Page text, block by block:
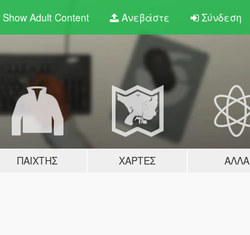
Show Adult Content Ανεβάστε Σύνδεση
ΠΑΊΧΤΗΣ ΧΆΡΤΕΣ ΆΛΛΑ